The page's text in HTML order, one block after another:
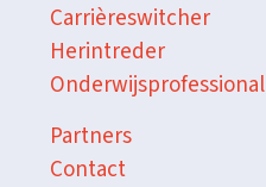
Carrièreswitcher
Herintreder
Onderwijsprofessional
Partners
Contact